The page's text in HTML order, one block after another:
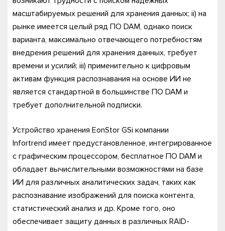
масштабируемых решений для хранения данных; ii) на
рынке имеется целый ряд ПО DAM, однако поиск
варианта, максимально отвечающего потребностям
внедрения решений для хранения данных, требует
времени и усилий; iii) применительно к цифровым
активам функция распознавания на основе ИИ не
является стандартной в большинстве ПО DAM и
требует дополнительной подписки.
Устройство хранения EonStor GSi компании
Infortrend имеет предустановленное, интегрированное
с графическим процессором, бесплатное ПО DAM и
обладает вычислительными возможностями на базе
ИИ для различных аналитических задач, таких как
распознавание изображений для поиска контента,
статистический анализ и др. Кроме того, оно
обеспечивает защиту данных в различных RAID-